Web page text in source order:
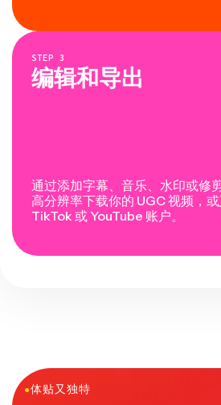
STEP 3
编辑和导出
通过添加字幕、音乐、水印或修
高分辨率下载你的 UGC 视频，或
TikTok 或 YouTube 账户。
●体贴又独特